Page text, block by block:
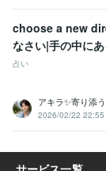
choose a new
なさい|手の中に
占い
アキラ✨寄り添
2026/02/22 22:55